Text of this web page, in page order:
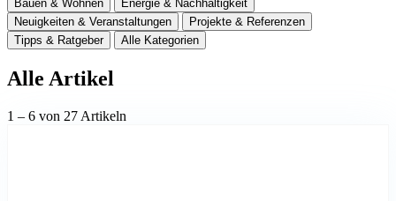
Bauen & Wohnen
Energie & Nachhaltigkeit
Neuigkeiten & Veranstaltungen
Projekte & Referenzen
Tipps & Ratgeber
Alle Kategorien
Alle Artikel
1 – 6 von 27 Artikeln